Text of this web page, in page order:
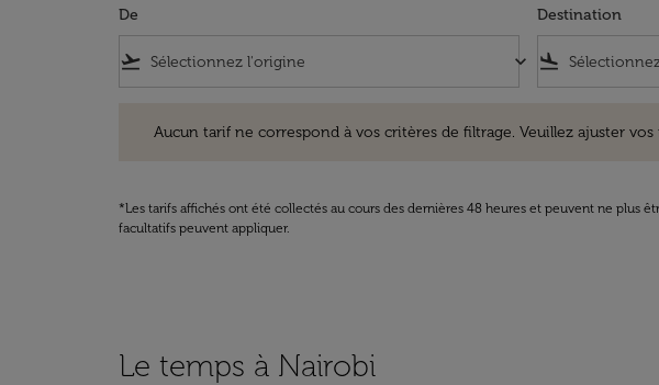
De
flight_takeoff keyboard_arrow_down
Destination
flight_land
Aucun tarif ne correspond à vos critères de filtrage. Veuillez ajuster vos
*Les tarifs affichés ont été collectés au cours des dernières 48 heures et peuvent ne plus
facultatifs peuvent appliquer.
Le temps à Nairobi